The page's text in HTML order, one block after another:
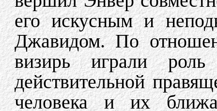
его искусным и
Джавидом. По
визирь играли роль
действительной
человека и их